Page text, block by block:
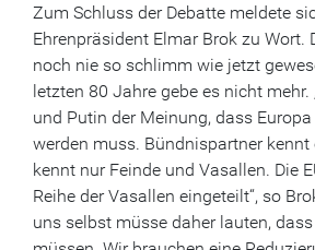
Zum Schluss der Debatte meldete
Ehrenpräsident Elmar Brok zu Wort.
noch nie so schlimm wie jetzt
letzten 80 Jahre gebe es nicht mehr.
und Putin der Meinung, dass
werden muss. Bündnispartner kennt
kennt nur Feinde und Vasallen. Die
Reihe der Vasallen eingeteilt“, so
uns selbst müsse daher lauten,